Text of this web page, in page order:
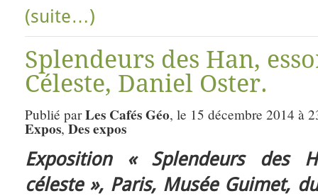
(suite…)
Splendeurs des Han,
Céleste, Daniel Oster.
Publié parLes Cafés Géo, le 15 décembre 2014 à
Expos,Des expos
Exposition « Splendeurs des
céleste », Paris, Musée Guimet,